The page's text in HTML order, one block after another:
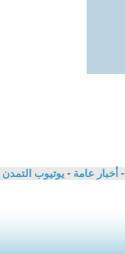
- أخبار عامة - يوتيوب التمدن